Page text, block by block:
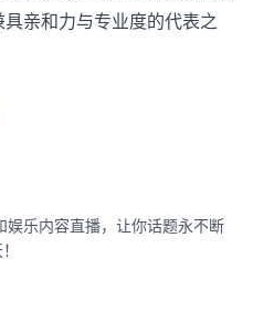
亲和力与专业度的代表之
乐内容直播，让你话题永不断